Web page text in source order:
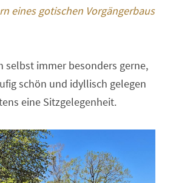
eines gotischen Vorgängerbaus
selbst immer besonders gerne,
schön und idyllisch gelegen
eine Sitzgelegenheit.